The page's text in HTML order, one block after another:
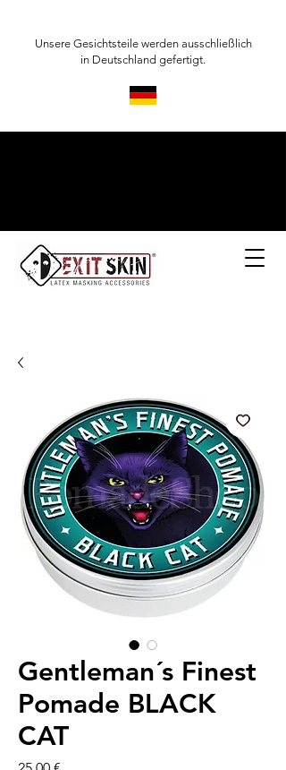
Unsere Gesichtsteile werden ausschließlich
in Deutschland gefertigt.
Gentleman´s Finest
Pomade BLACK
CAT